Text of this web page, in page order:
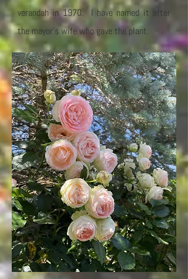
verandah in 1970. I have named it after
the mayor's wife who gave the plant.